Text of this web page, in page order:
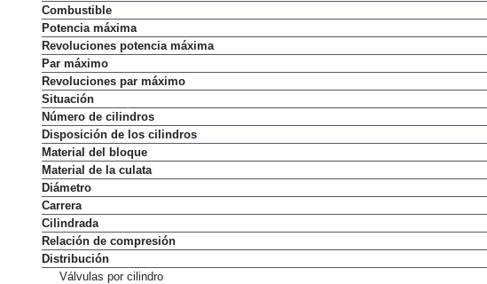
Combustible
Potencia máxima
Revoluciones potencia máxima
Par máximo
Revoluciones par máximo
Situación
Número de cilindros
Disposición de los cilindros
Material del bloque
Material de la culata
Diámetro
Carrera
Cilindrada
Relación de compresión
Distribución
Válvulas por cilindro